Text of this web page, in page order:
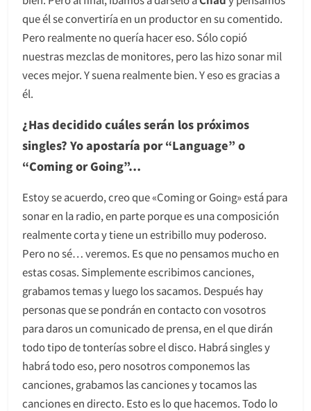
que él se convertiría en un productor en su comentido.
Pero realmente no quería hacer eso. Sólo copió
nuestras mezclas de monitores, pero las hizo sonar mil
veces mejor. Y suena realmente bien. Y eso es gracias a
él.
¿Has decidido cuáles serán los próximos
singles? Yo apostaría por “Language” o
“Coming or Going”…
Estoy se acuerdo, creo que «Coming or Going» está para
sonar en la radio, en parte porque es una composición
realmente corta y tiene un estribillo muy poderoso.
Pero no sé… veremos. Es que no pensamos mucho en
estas cosas. Simplemente escribimos canciones,
grabamos temas y luego los sacamos. Después hay
personas que se pondrán en contacto con vosotros
para daros un comunicado de prensa, en el que dirán
todo tipo de tonterías sobre el disco. Habrá singles y
habrá todo eso, pero nosotros componemos las
canciones, grabamos las canciones y tocamos las
canciones en directo. Esto es lo que hacemos. Todo lo